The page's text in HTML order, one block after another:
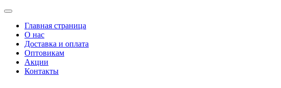
Главная страница
О нас
Доставка и оплата
Оптовикам
Акции
Контакты